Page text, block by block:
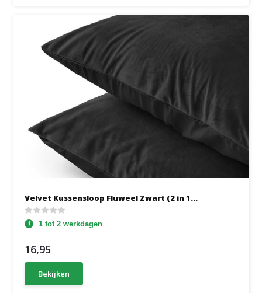
Velvet Kussensloop Fluweel Zwart (2 in 1...
1 tot 2 werkdagen
16,95
Bekijken